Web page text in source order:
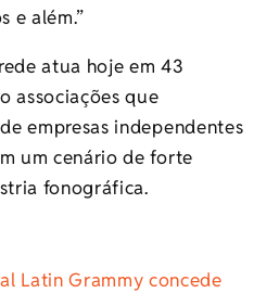
e além.”
atua hoje em 43
associações que
empresas independentes
um cenário de forte
fonográfica.
Latin Grammy concede